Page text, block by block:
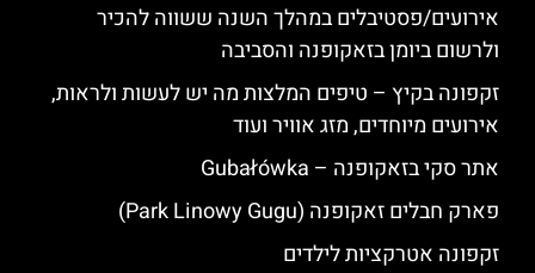
אירועים/פסטיבלים במהלך השנה ששווה להכיר
ולרשום ביומן בזאקופנה והסביבה
זקפונה בקיץ – טיפים המלצות מה יש לעשות ולראות,
אירועים מיוחדים, מזג אוויר ועוד
אתר סקי בזאקופנה – Gubałówka
פארק חבלים זאקופנה (Park Linowy Gugu)
זקפונה אטרקציות לילדים